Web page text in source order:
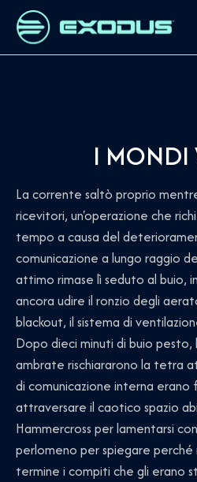
I MONDI
La corrente saltò proprio
ricevitori, un'operazione che
tempo a causa del
comunicazione a lungo raggio
attimo rimase lì seduto al buio,
ancora udire il ronzio degli
blackout, il sistema di
Dopo dieci minuti di buio pesto,
ambrate rischiararono la tetra
di comunicazione interna erano
attraversare il caotico spazio
Hammercross per lamentarsi
perlomeno per spiegare
termine i compiti che gli erano